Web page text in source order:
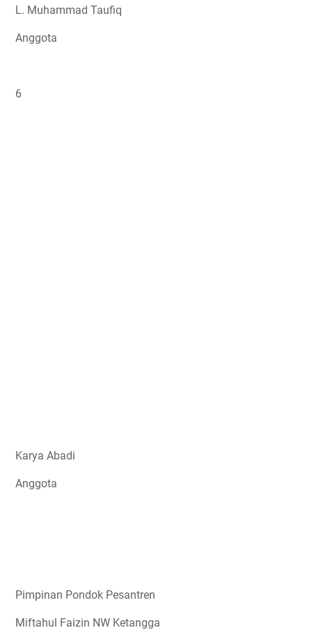
L. Muhammad Taufiq
Anggota
6
Karya Abadi
Anggota
Pimpinan Pondok Pesantren
Miftahul Faizin NW Ketangga